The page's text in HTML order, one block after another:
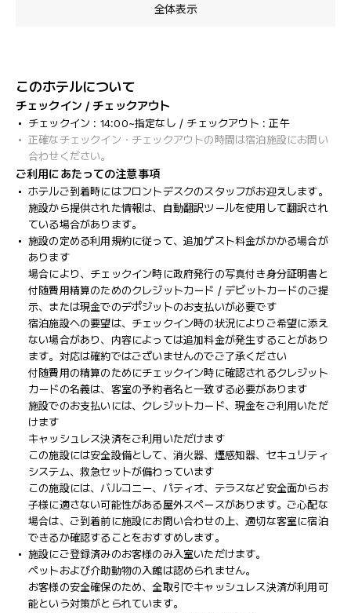
全体表示
このホテルについて
チェックイン / チェックアウト
チェックイン : 14:00~指定なし / チェックアウト : 正午
正確なチェックイン・チェックアウトの時間は宿泊施設にお問い
合わせください。
ご利用にあたっての注意事項
ホテルご到着時にはフロントデスクのスタッフがお迎えします。
施設から提供された情報は、自動翻訳ツールを使用して翻訳され
ている場合があります。
施設の定める利用規約に従って、追加ゲスト料金がかかる場合が
あります
場合により、チェックイン時に政府発行の写真付き身分証明書と
付随費用精算のためのクレジットカード / デビットカードのご提
示、または現金でのデポジットのお支払いが必要です
宿泊施設への要望は、チェックイン時の状況によりご希望に添え
ない場合があり、内容によっては追加料金が発生することがあり
ます。対応は確約ではございませんのでご了承ください
付随費用の精算のためにチェックイン時に確認されるクレジット
カードの名義は、客室の予約者名と一致する必要があります
施設でのお支払いには、クレジットカード、現金をご利用いただ
けます
キャッシュレス決済をご利用いただけます
この施設には安全設備として、消火器、煙感知器、セキュリティ
システム、救急セットが備わっています
この施設には、バルコニー、パティオ、テラスなど安全面からお
子様に適さない可能性がある屋外スペースがあります。ご心配な
場合は、ご到着前に施設にお問い合わせの上、適切な客室に宿泊
できるか確認することをおすすめします。
施設にご登録済みのお客様のみ入室いただけます。
ペットおよび介助動物の入館は認められません。
お客様の安全確保のため、全取引でキャッシュレス決済が利用可
能という対策がとられています。